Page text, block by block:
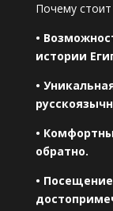
Почему стоит
•
истории
•
•
обратно.
•